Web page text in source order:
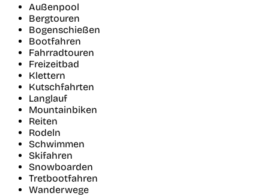
Außenpool
Bergtouren
Bogenschießen
Bootfahren
Fahrradtouren
Freizeitbad
Klettern
Kutschfahrten
Langlauf
Mountainbiken
Reiten
Rodeln
Schwimmen
Skifahren
Snowboarden
Tretbootfahren
Wanderwege